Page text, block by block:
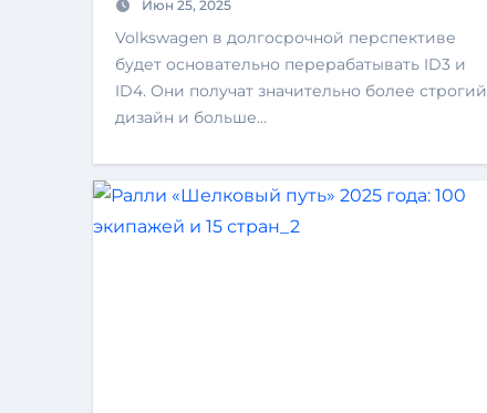
Июн 25, 2025
Volkswagen в долгосрочной перспективе
будет основательно перерабатывать ID3 и
ID4. Они получат значительно более строгий
дизайн и больше…